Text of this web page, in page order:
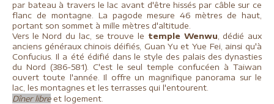
par bateau à travers le lac avant d'être hissés par câble sur ce
flanc de montagne. La pagode mesure 46 mètres de haut,
portant son sommet à mille mètres d'altitude.
Vers le Nord du lac, se trouve le temple Wenwu , dédié aux
anciens généraux chinois déifiés, Guan Yu et Yue Fei, ainsi qu'à
Confucius. Il a été édifié dans le style des palais des dynasties
du Nord (386-581). C'est le seul temple confucéen à Taiwan
ouvert toute l'année. Il offre un magnifique panorama sur le
lac, les montagnes et les terrasses qui l'entourent.
Dîner libre et logement.